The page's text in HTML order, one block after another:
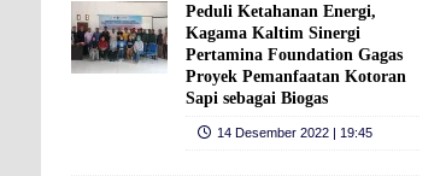
Peduli Ketahanan Energi,
Kagama Kaltim Sinergi
Pertamina Foundation Gagas
Proyek Pemanfaatan Kotoran
Sapi sebagai Biogas
14 Desember 2022 | 19:45